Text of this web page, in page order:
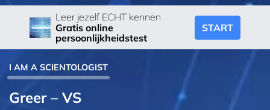
Leer jezelf ECHT kennen
Gratis online
persoonlijkheidstest
START
I AM A SCIENTOLOGIST
Greer – VS